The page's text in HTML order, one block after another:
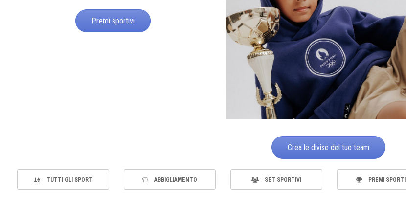
Premi sportivi
Crea le divise del tuo team
TUTTI GLI SPORT ABBIGLIAMENTO SET SPORTIVI PREMI